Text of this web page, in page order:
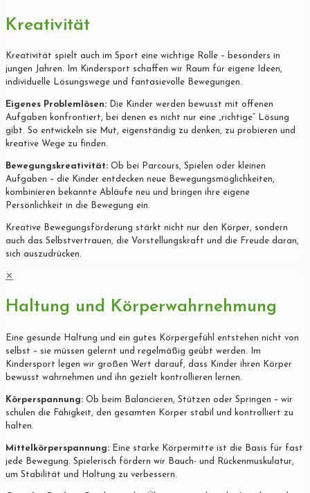
Kreativität
Kreativität spielt auch im Sport eine wichtige Rolle – besonders in
jungen Jahren. Im Kindersport schaffen wir Raum für eigene Ideen,
individuelle Lösungswege und fantasievolle Bewegungen.
Eigenes Problemlösen: Die Kinder werden bewusst mit offenen
Aufgaben konfrontiert, bei denen es nicht nur eine „richtige“ Lösung
gibt. So entwickeln sie Mut, eigenständig zu denken, zu probieren und
kreative Wege zu finden.
Bewegungskreativität: Ob bei Parcours, Spielen oder kleinen
Aufgaben – die Kinder entdecken neue Bewegungsmöglichkeiten,
kombinieren bekannte Abläufe neu und bringen ihre eigene
Persönlichkeit in die Bewegung ein.
Kreative Bewegungsförderung stärkt nicht nur den Körper, sondern
auch das Selbstvertrauen, die Vorstellungskraft und die Freude daran,
sich auszudrücken.
✕
Haltung und Körperwahrnehmung
Eine gesunde Haltung und ein gutes Körpergefühl entstehen nicht von
selbst – sie müssen gelernt und regelmäßig geübt werden. Im
Kindersport legen wir großen Wert darauf, dass Kinder ihren Körper
bewusst wahrnehmen und ihn gezielt kontrollieren lernen.
Körperspannung: Ob beim Balancieren, Stützen oder Springen – wir
schulen die Fähigkeit, den gesamten Körper stabil und kontrolliert zu
halten.
Mittelkörperspannung: Eine starke Körpermitte ist die Basis für fast
jede Bewegung. Spielerisch fördern wir Bauch- und Rückenmuskulatur,
um Stabilität und Haltung zu verbessern.